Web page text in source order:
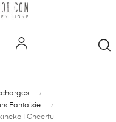
Fantaisie
| Cheerful